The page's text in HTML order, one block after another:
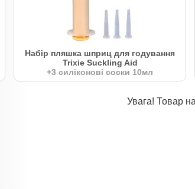
Набір пляшка шприц для годування
Trixie Suckling Aid
+3 силіконові соски 10мл
Увага! Товар